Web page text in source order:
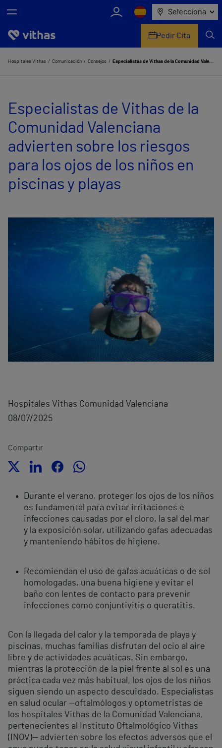
Selecciona
Nosotros
Servicios de salud
Equipo médico y asistencial
Comunicación
Pedir Cita
Hospitales Vithas Comunicación Consejos Especialistas de Vithas de la Comunidad Valenciana advierten sobre los riesgos para los ojos de los niños en piscinas y playas
Especialistas de Vithas de la
Comunidad Valenciana
advierten sobre los riesgos
para los ojos de los niños en
piscinas y playas
Hospitales Vithas Comunidad Valenciana
08/07/2025
Compartir
Durante el verano, proteger los ojos de los niños
es fundamental para evitar irritaciones e
infecciones causadas por el cloro, la sal del mar
y la exposición solar, utilizando gafas adecuadas
y manteniendo hábitos de higiene.
Recomiendan el uso de gafas acuáticas o de sol
homologadas, una buena higiene y evitar el
baño con lentes de contacto para prevenir
infecciones como conjuntivitis o queratitis.
Con la llegada del calor y la temporada de playa y
piscinas, muchas familias disfrutan del ocio al aire
libre y de actividades acuáticas. Sin embargo,
mientras la protección de la piel frente al sol es una
práctica cada vez más habitual, los ojos de los niños
siguen siendo un aspecto descuidado. Especialistas
en salud ocular —oftalmólogos y optometristas de
los hospitales Vithas de la Comunidad Valenciana,
pertenecientes al Instituto Oftalmológico Vithas
(INOV)— advierten sobre los efectos adversos que el